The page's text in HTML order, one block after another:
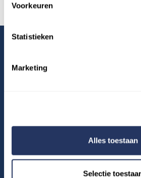
Voorkeuren
Statistieken
Marketing
Alles toestaan
Selectie
Evenementen
Kwaliteitseisen Superhelpers
Veelgestelde vragen